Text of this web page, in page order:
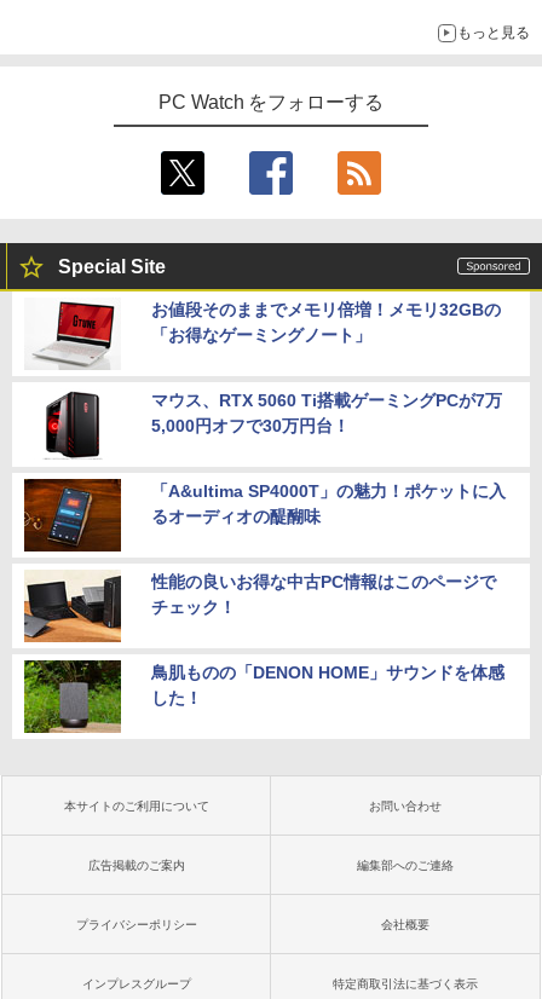
もっと見る
PC Watch をフォローする
Special Site
お値段そのままでメモリ倍増！メモリ32GBの
「お得なゲーミングノート」
マウス、RTX 5060 Ti搭載ゲーミングPCが7万
5,000円オフで30万円台！
「A&ultima SP4000T」の魅力！ポケットに入
るオーディオの醍醐味
性能の良いお得な中古PC情報はこのページで
チェック！
鳥肌ものの「DENON HOME」サウンドを体感
した！
本サイトのご利用について お問い合わせ
広告掲載のご案内 編集部へのご連絡
プライバシーポリシー 会社概要
インプレスグループ 特定商取引法に基づく表示